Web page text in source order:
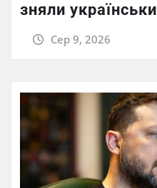
зняли
Сер 9, 2026